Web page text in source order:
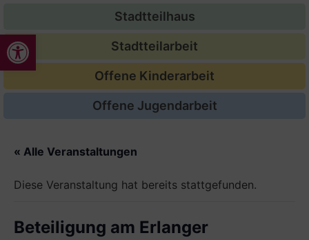
Werkzeugleiste öffnen
Stadtteilhaus
Stadtteilarbeit
Offene Kinderarbeit
Offene Jugendarbeit
« Alle Veranstaltungen
Diese Veranstaltung hat bereits stattgefunden.
Beteiligung am Erlanger